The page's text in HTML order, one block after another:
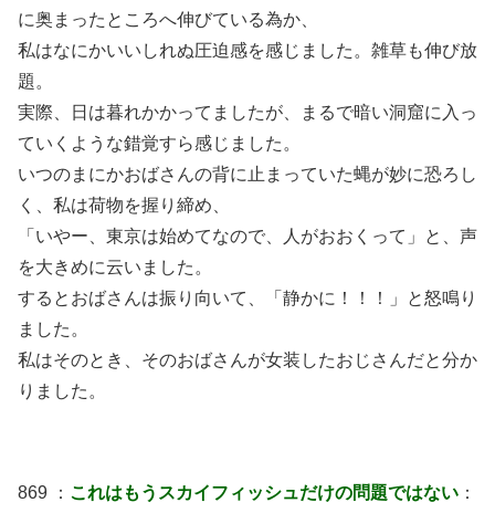
に奥まったところへ伸びている為か、
私はなにかいいしれぬ圧迫感を感じました。雑草も伸び放
題。
実際、日は暮れかかってましたが、まるで暗い洞窟に入っ
ていくような錯覚すら感じました。
いつのまにかおばさんの背に止まっていた蝿が妙に恐ろし
く、私は荷物を握り締め、
「いやー、東京は始めてなので、人がおおくって」と、声
を大きめに云いました。
するとおばさんは振り向いて、「静かに！！！」と怒鳴り
ました。
私はそのとき、そのおばさんが女装したおじさんだと分か
りました。
869 ： これはもうスカイフィッシュだけの問題ではない ：